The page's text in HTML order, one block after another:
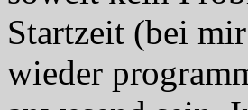
Startzeit (bei
wieder